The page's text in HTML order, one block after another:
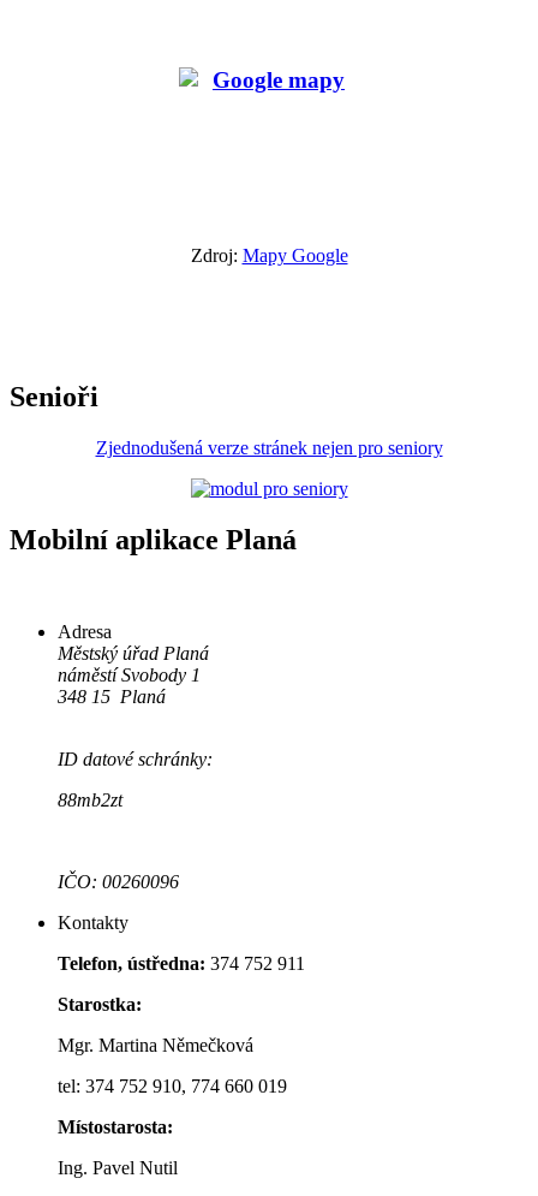
Zdroj: Mapy Google
Senioři
Zjednodušená verze stránek nejen pro seniory
Mobilní aplikace Planá
Adresa
Městský úřad Planá
náměstí Svobody 1
348 15 Planá
ID datové schránky:
88mb2zt
IČO: 00260096
Kontakty
Telefon, ústředna: 374 752 911
Starostka:
Mgr. Martina Němečková
tel: 374 752 910, 774 660 019
Místostarosta:
Ing. Pavel Nutil